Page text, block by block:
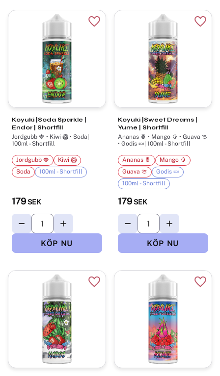
Koyuki |Soda Sparkle |
Endor | Shortfill
Jordgubb 🍓 • Kiwi 🥝 • Soda|
100ml - Shortfill
179 SEK
Jordgubb 🍓
Kiwi 🥝
Soda
100ml - Shortfill
Lägg till i favoriter
Koyuki |Sweet Dreams |
Yume | Shortfill
Ananas 🍍 • Mango 🥭 • Guava 🍈
• Godis 🍬| 100ml - Shortfill
179 SEK
Ananas 🍍
Mango 🥭
Guava 🍈
Godis 🍬
100ml - Shortfill
Lägg till i favoriter